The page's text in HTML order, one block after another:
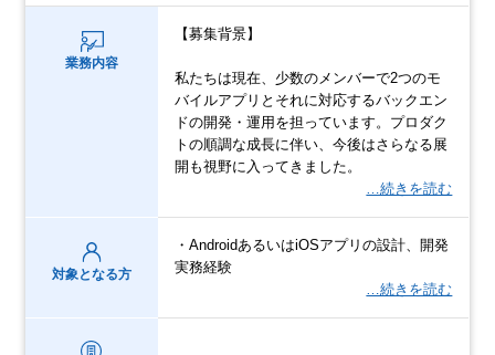
業務内容
【募集背景】
私たちは現在、少数のメンバーで2つのモ
バイルアプリとそれに対応するバックエン
ドの開発・運用を担っています。プロダク
トの順調な成長に伴い、今後はさらなる展
開も視野に入ってきました。
…続きを読む
対象となる方
・AndroidあるいはiOSアプリの設計、開発
実務経験
…続きを読む